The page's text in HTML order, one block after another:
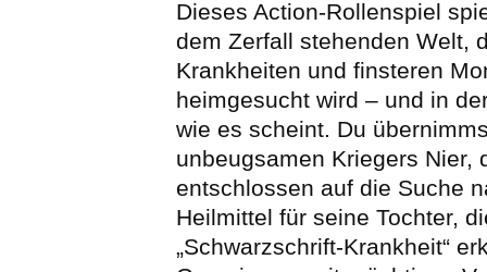
Dieses Action-Rollenspiel
dem Zerfall stehenden Welt,
Krankheiten und finsteren
heimgesucht wird – und in
wie es scheint. Du
unbeugsamen Kriegers Nier,
entschlossen auf die Suche
Heilmittel für seine Tochter,
„Schwarzschrift-Krankheit“